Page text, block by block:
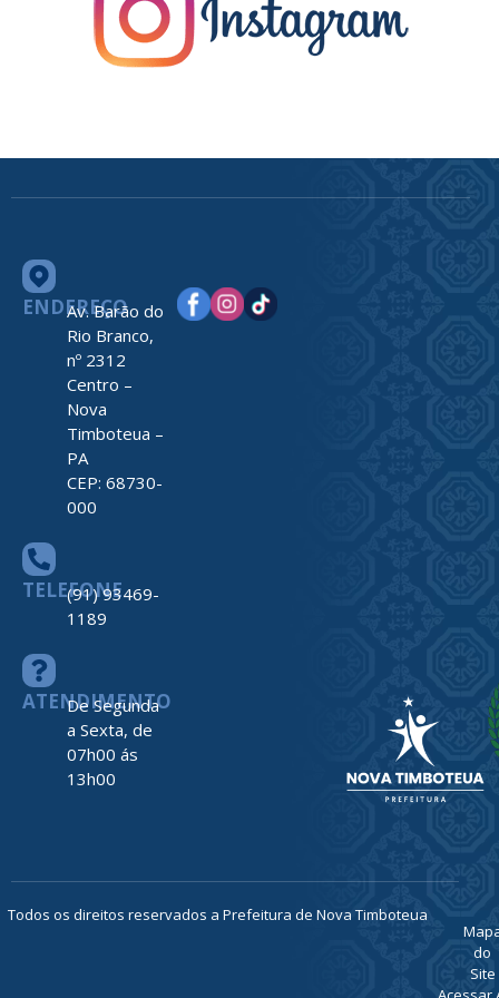
ENDEREÇO
Av. Barão do
Rio Branco,
nº 2312
Centro –
Nova
Timboteua –
PA
CEP: 68730-
000
TELEFONE
(91) 93469-
1189
ATENDIMENTO
De Segunda
a Sexta, de
07h00 ás
13h00
Todos os direitos reservados a Prefeitura de Nova Timboteua
do
Site